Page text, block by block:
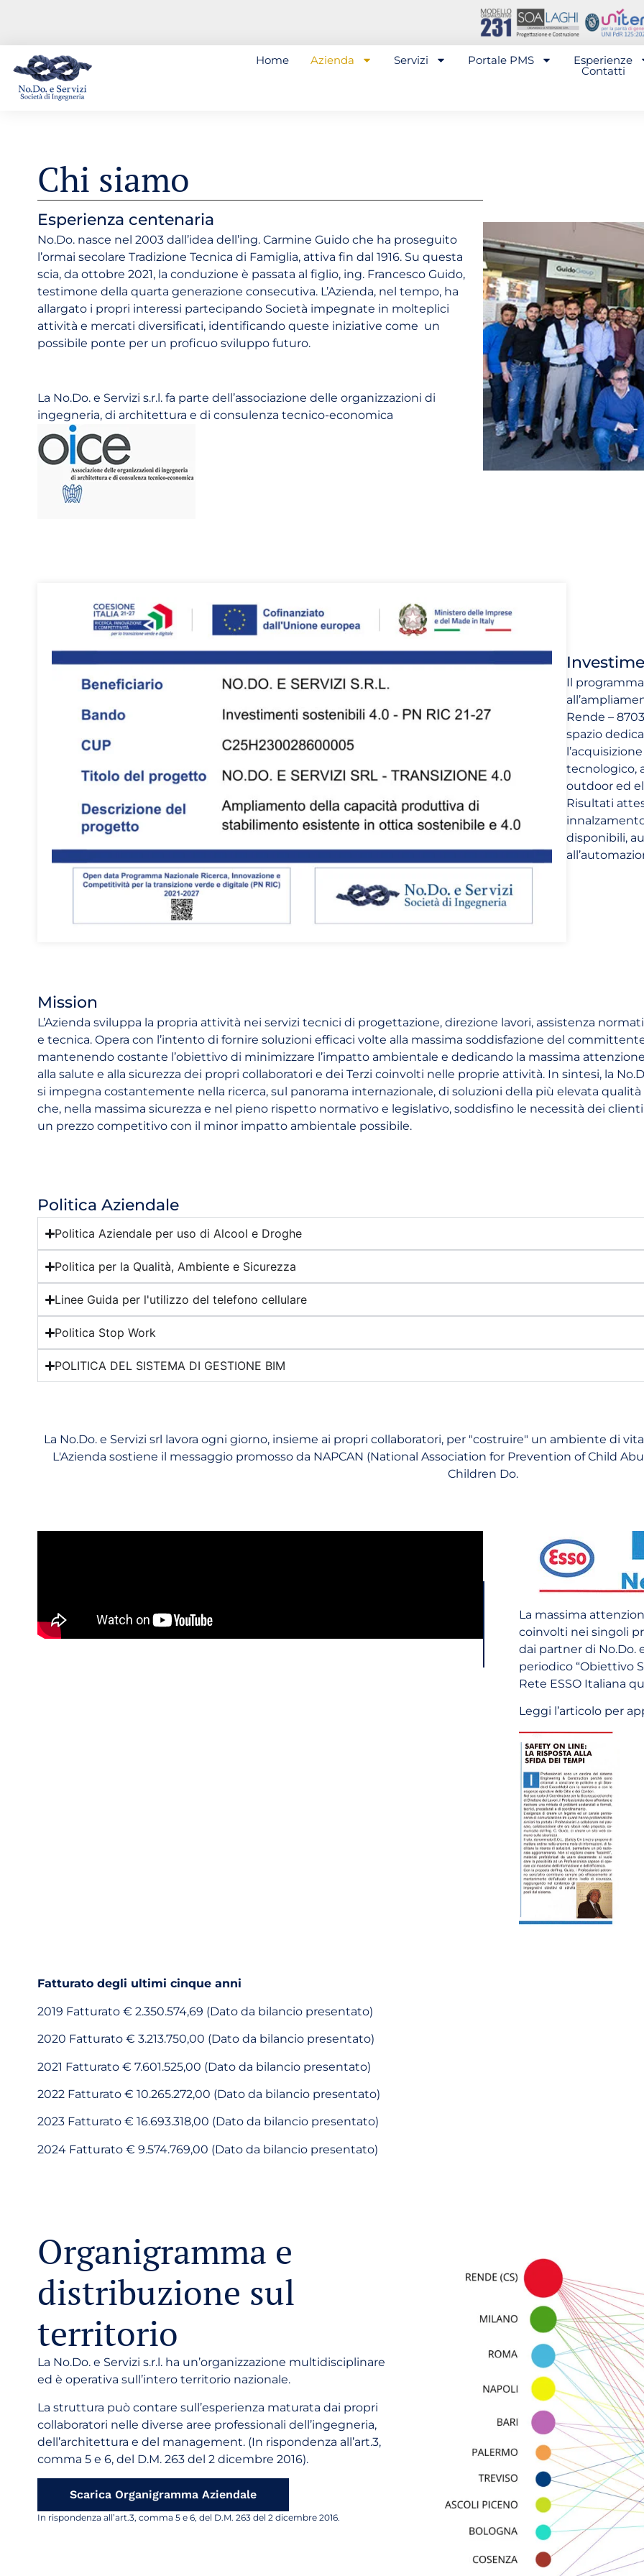
Home Azienda Servizi Portale PMS Esperienze
Contatti
Chi siamo
Esperienza centenaria
No.Do. nasce nel 2003 dall’idea dell’ing. Carmine Guido che ha proseguito
l’ormai secolare Tradizione Tecnica di Famiglia, attiva fin dal 1916. Su questa
scia, da ottobre 2021, la conduzione è passata al figlio, ing. Francesco Guido,
testimone della quarta generazione consecutiva. L’Azienda, nel tempo, ha
allargato i propri interessi partecipando Società impegnate in molteplici
attività e mercati diversificati, identificando queste iniziative come un
possibile ponte per un proficuo sviluppo futuro.
La No.Do. e Servizi s.r.l. fa parte dell’associazione delle organizzazioni di
ingegneria, di architettura e di consulenza tecnico-economica
Il
Rende –
spazio
tecnologico,
outdoor ed
Risultati
disponibili,
Mission
L’Azienda sviluppa la propria attività nei servizi tecnici di progettazione, direzione lavori, assistenza
e tecnica. Opera con l’intento di fornire soluzioni efficaci volte alla massima soddisfazione del
mantenendo costante l’obiettivo di minimizzare l’impatto ambientale e dedicando la massima attenzione
alla salute e alla sicurezza dei propri collaboratori e dei Terzi coinvolti nelle proprie attività. In sintesi, la
si impegna costantemente nella ricerca, sul panorama internazionale, di soluzioni della più elevata qualità
che, nella massima sicurezza e nel pieno rispetto normativo e legislativo, soddisfino le necessità dei
un prezzo competitivo con il minor impatto ambientale possibile.
Politica Aziendale
Politica Aziendale per uso di Alcool e Droghe
Politica per la Qualità, Ambiente e Sicurezza
Linee Guida per l'utilizzo del telefono cellulare
Politica Stop Work
POLITICA DEL SISTEMA DI GESTIONE BIM
La No.Do. e Servizi srl lavora ogni giorno, insieme ai propri collaboratori, per "costruire" un ambiente di
L'Azienda sostiene il messaggio promosso da NAPCAN (National Association for Prevention of Child
Children Do.
La massima
coinvolti nei singoli
dai partner di No.Do.
periodico “Obiettivo
Rete ESSO Italiana
Leggi l’articolo per
Fatturato degli ultimi cinque anni
2019 Fatturato € 2.350.574,69 (Dato da bilancio presentato)
2020 Fatturato € 3.213.750,00 (Dato da bilancio presentato)
2021 Fatturato € 7.601.525,00 (Dato da bilancio presentato)
2022 Fatturato € 10.265.272,00 (Dato da bilancio presentato)
2023 Fatturato € 16.693.318,00 (Dato da bilancio presentato)
2024 Fatturato € 9.574.769,00 (Dato da bilancio presentato)
Organigramma e
distribuzione sul
territorio
La No.Do. e Servizi s.r.l. ha un’organizzazione multidisciplinare
ed è operativa sull’intero territorio nazionale.
La struttura può contare sull’esperienza maturata dai propri
collaboratori nelle diverse aree professionali dell’ingegneria,
dell’architettura e del management. (In rispondenza all’art.3,
comma 5 e 6, del D.M. 263 del 2 dicembre 2016).
Scarica Organigramma Aziendale
In rispondenza all’art.3, comma 5 e 6, del D.M. 263 del 2 dicembre 2016.